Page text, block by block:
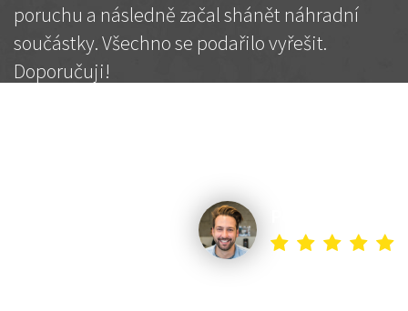
poruchu a následně začal shánět náhradní
součástky. Všechno se podařilo vyřešit.
Doporučuji!